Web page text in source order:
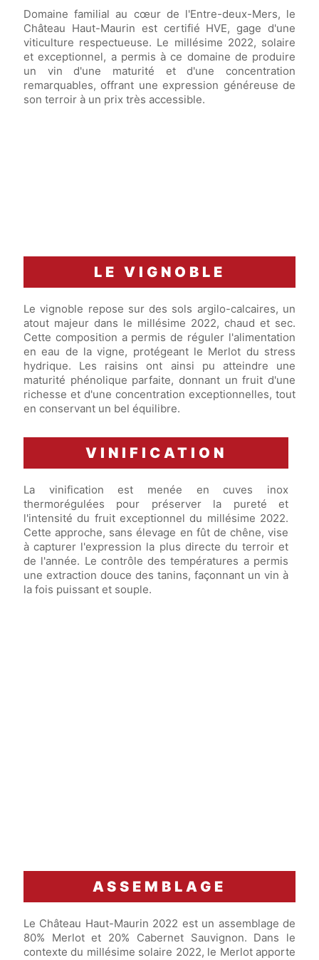
Domaine familial au cœur de l'Entre-deux-Mers, le
Château Haut-Maurin est certifié HVE, gage d'une
viticulture respectueuse. Le millésime 2022, solaire
et exceptionnel, a permis à ce domaine de produire
un vin d'une maturité et d'une concentration
remarquables, offrant une expression généreuse de
son terroir à un prix très accessible.
LE VIGNOBLE
Le vignoble repose sur des sols argilo-calcaires, un
atout majeur dans le millésime 2022, chaud et sec.
Cette composition a permis de réguler l'alimentation
en eau de la vigne, protégeant le Merlot du stress
hydrique. Les raisins ont ainsi pu atteindre une
maturité phénolique parfaite, donnant un fruit d'une
richesse et d'une concentration exceptionnelles, tout
en conservant un bel équilibre.
VINIFICATION
La vinification est menée en cuves inox
thermorégulées pour préserver la pureté et
l'intensité du fruit exceptionnel du millésime 2022.
Cette approche, sans élevage en fût de chêne, vise
à capturer l'expression la plus directe du terroir et
de l'année. Le contrôle des températures a permis
une extraction douce des tanins, façonnant un vin à
la fois puissant et souple.
ASSEMBLAGE
Le Château Haut-Maurin 2022 est un assemblage de
80% Merlot et 20% Cabernet Sauvignon. Dans le
contexte du millésime solaire 2022, le Merlot apporte